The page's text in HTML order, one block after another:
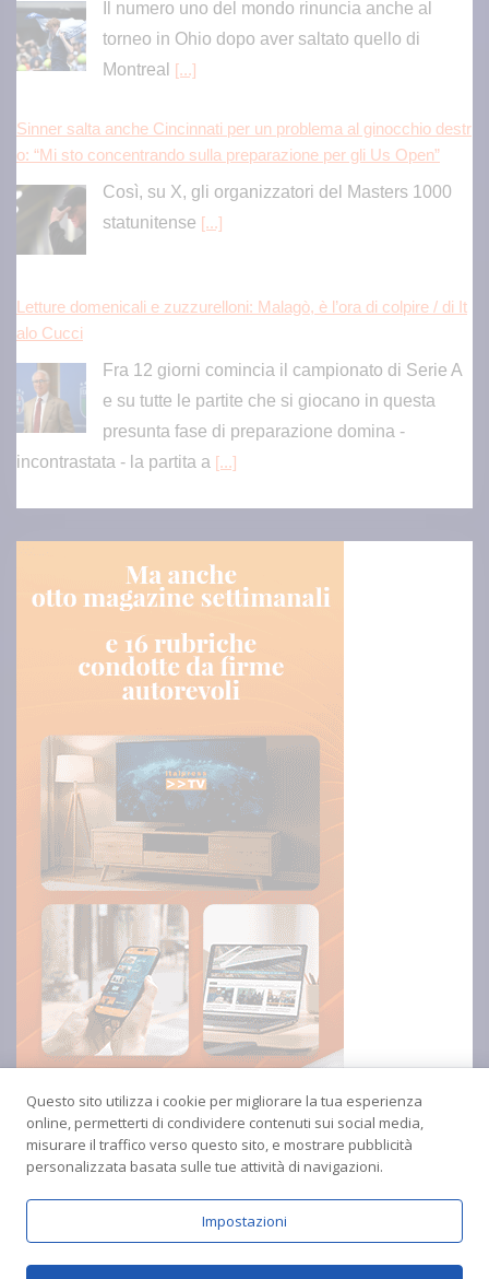
Sinner salta anche Cincinnati per un problema al ginocchio destr
o: “Mi sto concentrando sulla preparazione per gli Us Open”
Così, su X, gli organizzatori del Masters 1000
Letture domenicali e zuzzurelloni: Malagò, è l’ora di colpire / di It
alo Cucci
presunta fase di preparazione domina -
incontrastata - la partita a
Questo sito utilizza i cookie per migliorare la tua esperienza
online, permetterti di condividere contenuti sui social media,
misurare il traffico verso questo sito, e mostrare pubblicità
personalizzata basata sulle tue attività di navigazioni.
Impostazioni